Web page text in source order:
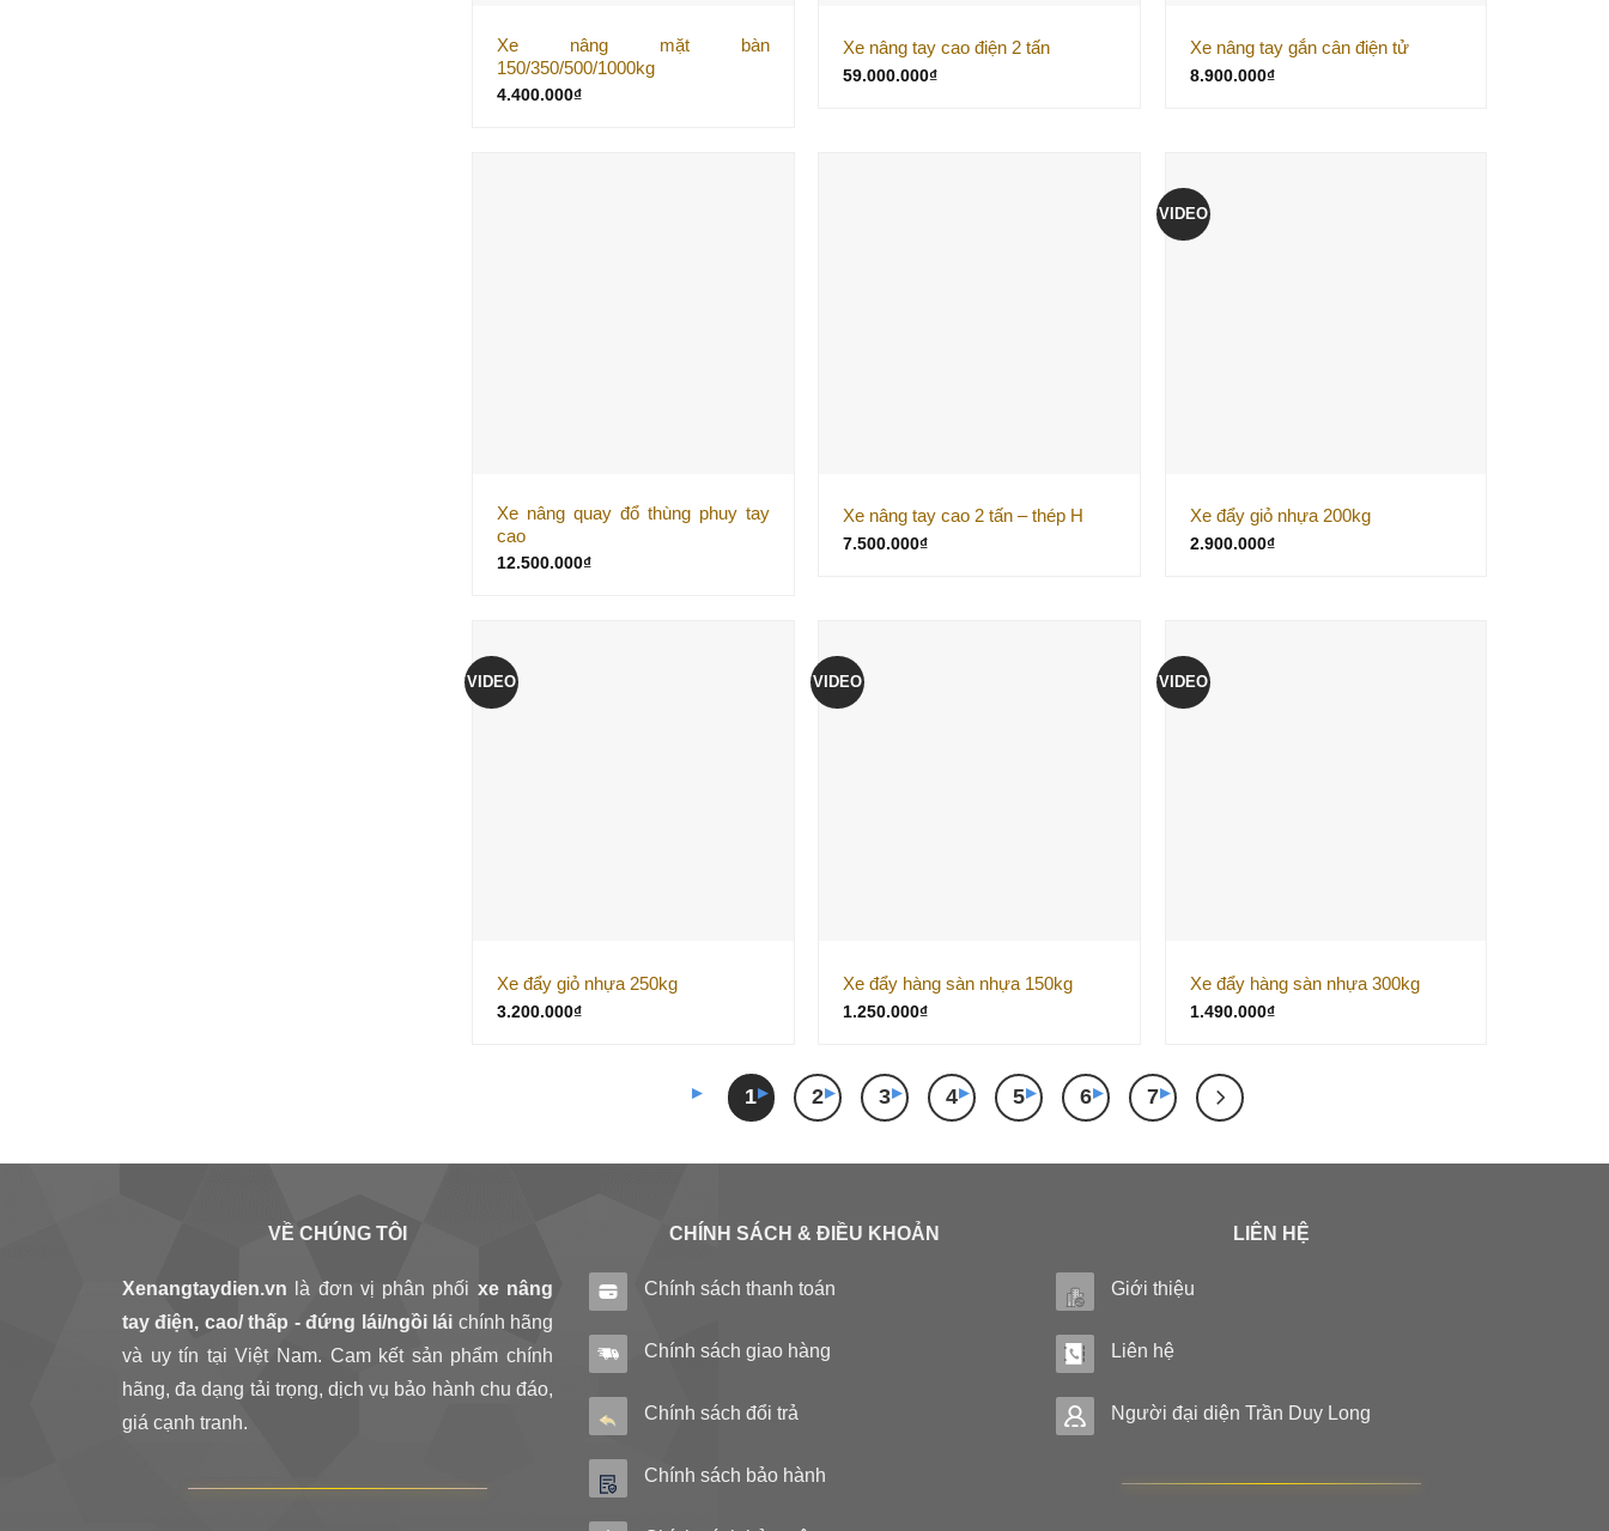
Xe nâng mặt bàn
150/350/500/1000kg
4.400.000₫
Xe nâng tay cao điện 2 tấn
59.000.000₫
Xe nâng tay gắn cân điện tử
8.900.000₫
Xe nâng quay đổ thùng phuy tay
cao
12.500.000₫
Xe nâng tay cao 2 tấn – thép H
7.500.000₫
VIDEO
Xe đẩy giỏ nhựa 200kg
2.900.000₫
VIDEO
Xe đẩy giỏ nhựa 250kg
3.200.000₫
VIDEO
Xe đẩy hàng sàn nhựa 150kg
1.250.000₫
VIDEO
Xe đẩy hàng sàn nhựa 300kg
1.490.000₫
1 2 3 4 5 6 7
VỀ CHÚNG TÔI
Xenangtaydien.vn là đơn vị phân phối xe nâng
tay điện, cao/ thấp - đứng lái/ngồi lái chính hãng
và uy tín tại Việt Nam. Cam kết sản phẩm chính
hãng, đa dạng tải trọng, dịch vụ bảo hành chu đáo,
giá cạnh tranh.
CHÍNH SÁCH & ĐIỀU KHOẢN
Chính sách thanh toán
Chính sách giao hàng
Chính sách đổi trả
Chính sách bảo hành
LIÊN HỆ
Giới thiệu
Liên hệ
Người đại diện Trần Duy Long